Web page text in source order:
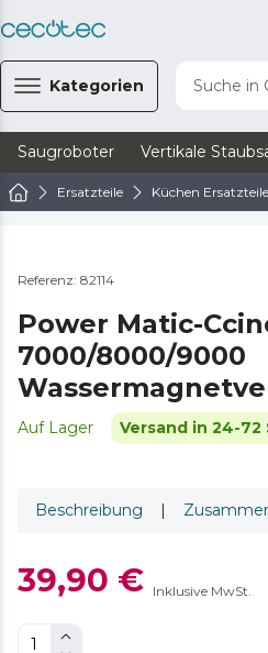
Kategorien Suche in
Saugroboter Vertikale
Ersatzteile Küchen Ersatzteile
Referenz: 82114
Power Matic-
7000/8000/9000
Auf Lager Versand in 24-72
Beschreibung |
39,90 € Inklusive MwSt.